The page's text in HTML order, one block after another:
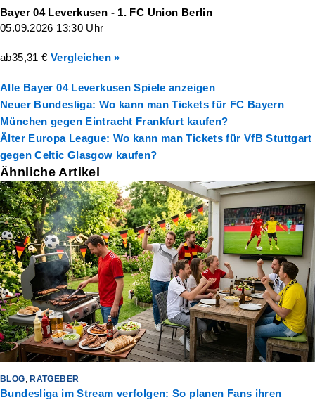
Bayer 04 Leverkusen - 1. FC Union Berlin
05.09.2026 13:30 Uhr
ab35,31 € Vergleichen »
Alle Bayer 04 Leverkusen Spiele anzeigen
Neuer Bundesliga: Wo kann man Tickets für FC Bayern
München gegen Eintracht Frankfurt kaufen?
Älter Europa League: Wo kann man Tickets für VfB Stuttgart
gegen Celtic Glasgow kaufen?
Ähnliche Artikel
BLOG ,RATGEBER
Bundesliga im Stream verfolgen: So planen Fans ihren